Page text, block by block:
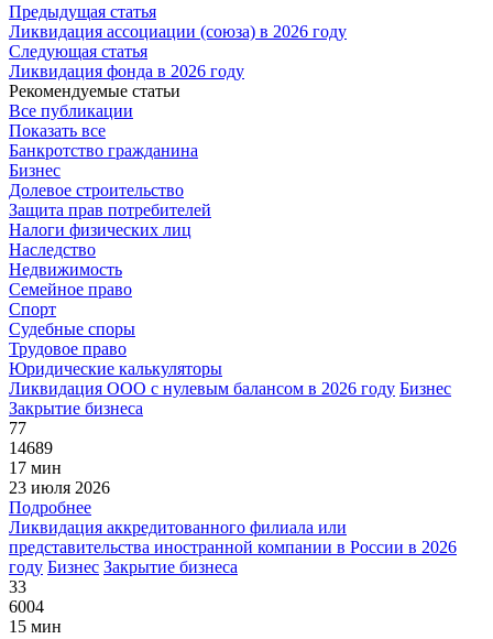
Предыдущая статья
Ликвидация ассоциации (союза) в 2026 году
Следующая статья
Ликвидация фонда в 2026 году
Рекомендуемые статьи
Все публикации
Показать все
Банкротство гражданина
Бизнес
Долевое строительство
Защита прав потребителей
Налоги физических лиц
Наследство
Недвижимость
Семейное право
Спорт
Судебные споры
Трудовое право
Юридические калькуляторы
Ликвидация ООО с нулевым балансом в 2026 году Бизнес
Закрытие бизнеса
77
14689
17 мин
23 июля 2026
Подробнее
Ликвидация аккредитованного филиала или
представительства иностранной компании в России в 2026
году Бизнес Закрытие бизнеса
33
6004
15 мин